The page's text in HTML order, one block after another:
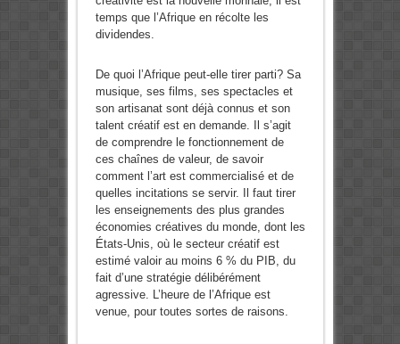
temps que l’Afrique en récolte les
dividendes.
De quoi l’Afrique peut-elle tirer parti? Sa
musique, ses films, ses spectacles et
son artisanat sont déjà connus et son
talent créatif est en demande. Il s’agit
de comprendre le fonctionnement de
ces chaînes de valeur, de savoir
comment l’art est commercialisé et de
quelles incitations se servir. Il faut tirer
les enseignements des plus grandes
économies créatives du monde, dont les
États-Unis, où le secteur créatif est
estimé valoir au moins 6 % du PIB, du
fait d’une stratégie délibérément
agressive. L’heure de l’Afrique est
venue, pour toutes sortes de raisons.